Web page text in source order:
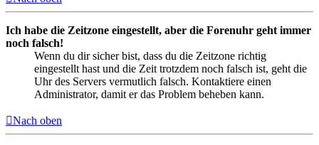
Ich habe die Zeitzone eingestellt, aber die Forenuhr geht immer
noch falsch!
Wenn du dir sicher bist, dass du die Zeitzone richtig
eingestellt hast und die Zeit trotzdem noch falsch ist, geht die
Uhr des Servers vermutlich falsch. Kontaktiere einen
Administrator, damit er das Problem beheben kann.
Nach oben